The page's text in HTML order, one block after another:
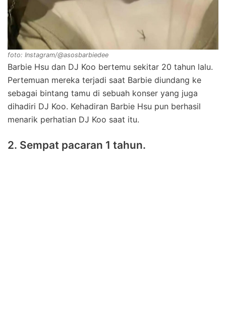
foto: Instagram/@asosbarbiedee
Barbie Hsu dan DJ Koo bertemu sekitar 20 tahun lalu.
Pertemuan mereka terjadi saat Barbie diundang ke
sebagai bintang tamu di sebuah konser yang juga
dihadiri DJ Koo. Kehadiran Barbie Hsu pun berhasil
menarik perhatian DJ Koo saat itu.
2. Sempat pacaran 1 tahun.